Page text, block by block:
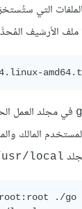
التي
ملف الأرشيف
في مجلد العمل
local
root:root ./go